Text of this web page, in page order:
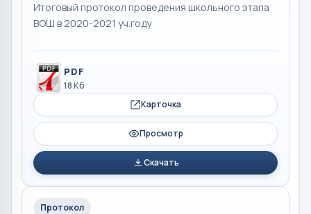
Итоговый протокол проведения школьного этапа
ВОШ в 2020-2021 уч.году
PDF
18 Кб
Карточка
Просмотр
Скачать
Протокол